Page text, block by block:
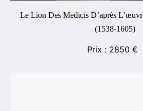
Le Lion Des Medicis D’après
(1538-1605)
2850 €